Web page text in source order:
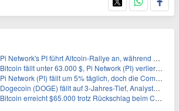
Pi Network's PI führt Altcoin-Rallye an, während Bitcoin $65.000 anpeilt
Bitcoin fällt unter 63.000 $, Pi Network (PI) verliert an Schwung
Pi Network (PI) fällt um 5% täglich, doch die Community bleibt optimistisch
Dogecoin (DOGE) fällt auf 3-Jahres-Tief, Analysten erwarten jedoch baldige Erholung
Bitcoin erreicht $65.000 trotz Rückschlag beim CLARITY Act und fehlendem US-Iran-Abkommen